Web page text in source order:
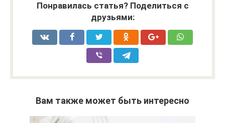
Понравилась статья? Поделиться с
друзьями:
Вам также может быть интересно